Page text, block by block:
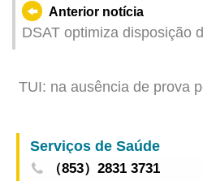
Anterior notícia
DSAT optimiza disposição
TUI: na ausência de prova
simulada
Serviços de Saúde
（853）2831 3731